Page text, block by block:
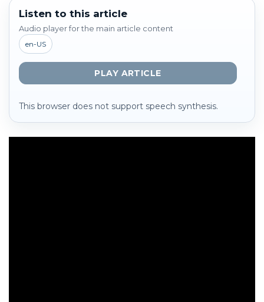
Listen to this article
Audio player for the main article content
en-US
PLAY ARTICLE
This browser does not support speech synthesis.